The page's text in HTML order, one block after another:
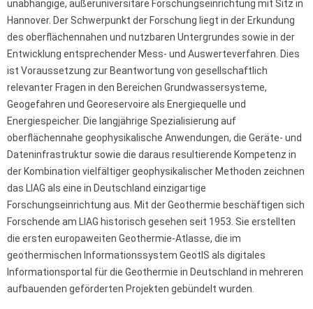
unabhängige, außeruniversitäre Forschungseinrichtung mit Sitz in
Hannover. Der Schwerpunkt der Forschung liegt in der Erkundung
des oberflächennahen und nutzbaren Untergrundes sowie in der
Entwicklung entsprechender Mess- und Auswerteverfahren. Dies
ist Voraussetzung zur Beantwortung von gesellschaftlich
relevanter Fragen in den Bereichen Grundwassersysteme,
Geogefahren und Georeservoire als Energiequelle und
Energiespeicher. Die langjährige Spezialisierung auf
oberflächennahe geophysikalische Anwendungen, die Geräte- und
Dateninfrastruktur sowie die daraus resultierende Kompetenz in
der Kombination vielfältiger geophysikalischer Methoden zeichnen
das LIAG als eine in Deutschland einzigartige
Forschungseinrichtung aus. Mit der Geothermie beschäftigen sich
Forschende am LIAG historisch gesehen seit 1953. Sie erstellten
die ersten europaweiten Geothermie-Atlasse, die im
geothermischen Informationssystem GeotIS als digitales
Informationsportal für die Geothermie in Deutschland in mehreren
aufbauenden geförderten Projekten gebündelt wurden.